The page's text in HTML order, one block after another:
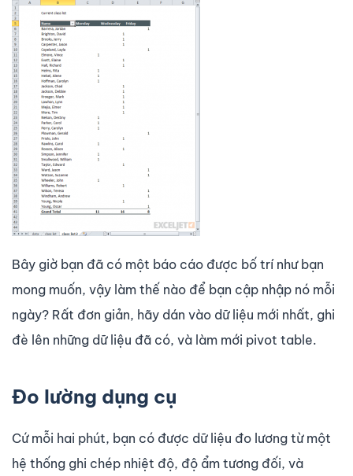
Bây giờ bạn đã có một báo cáo được bố trí như bạn
mong muốn, vậy làm thế nào để bạn cập nhập nó mỗi
ngày? Rất đơn giản, hãy dán vào dữ liệu mới nhất, ghi
đè lên những dữ liệu đã có, và làm mới pivot table.
Đo lường dụng cụ
Cứ mỗi hai phút, bạn có được dữ liệu đo lương từ một
hệ thống ghi chép nhiệt độ, độ ẩm tương đối, và